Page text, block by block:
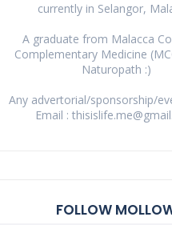
currently in Selangor,
A graduate from Malacca
Complementary Medicine
Naturopath :)
Any advertorial/sponsorship/
Email :
FOLLOW